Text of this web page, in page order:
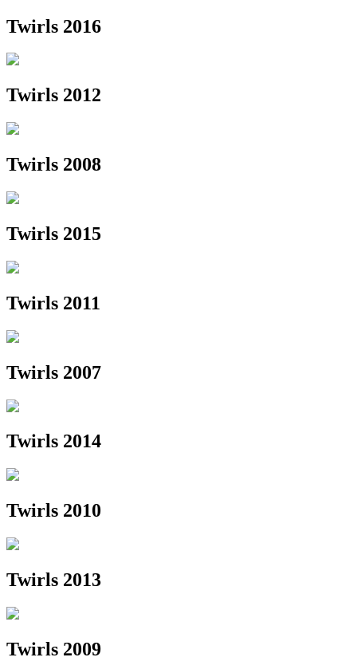
Twirls 2016
Twirls 2012
Twirls 2008
Twirls 2015
Twirls 2011
Twirls 2007
Twirls 2014
Twirls 2010
Twirls 2013
Twirls 2009